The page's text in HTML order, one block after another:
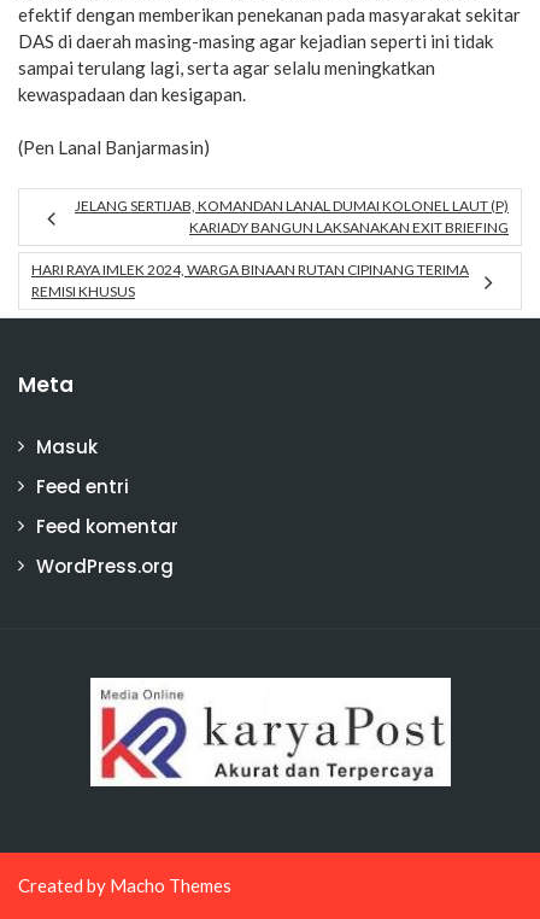
efektif dengan memberikan penekanan pada masyarakat sekitar
DAS di daerah masing-masing agar kejadian seperti ini tidak
sampai terulang lagi, serta agar selalu meningkatkan
kewaspadaan dan kesigapan.
(Pen Lanal Banjarmasin)
JELANG SERTIJAB, KOMANDAN LANAL DUMAI KOLONEL LAUT (P)
KARIADY BANGUN LAKSANAKAN EXIT BRIEFING
HARI RAYA IMLEK 2024, WARGA BINAAN RUTAN CIPINANG TERIMA
REMISI KHUSUS
Meta
Masuk
Feed entri
Feed komentar
WordPress.org
Created by Macho Themes